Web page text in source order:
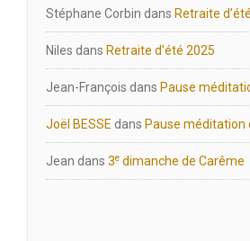
Stéphane Corbin dans Retraite
Niles dans Retraite d’été 2025
Jean-François dans Pause
Joël BESSE dans Pause méditation
Jean dans 3e dimanche de Carême